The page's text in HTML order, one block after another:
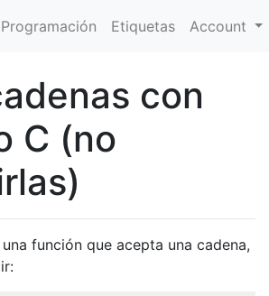
Programación Etiquetas Account
con
C (no
función que acepta una cadena,